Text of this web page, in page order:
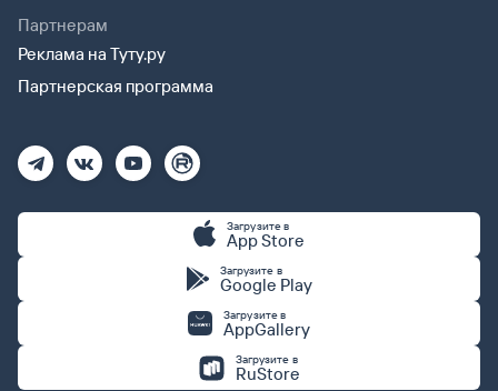
Партнерам
Реклама на Туту.ру
Партнерская программа
Загрузите в
App Store
Загрузите в
Google Play
Загрузите в
AppGallery
Загрузите в
RuStore